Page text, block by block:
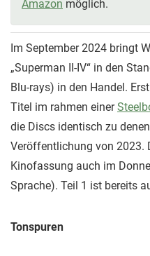
Amazon möglich.
Im September 2024 bringt
„Superman II-IV“ in den
Blu-rays) in den Handel.
Titel im rahmen einer
die Discs identisch zu
Veröffentlichung von 2023.
Kinofassung auch im
Sprache). Teil 1 ist bereits
Tonspuren